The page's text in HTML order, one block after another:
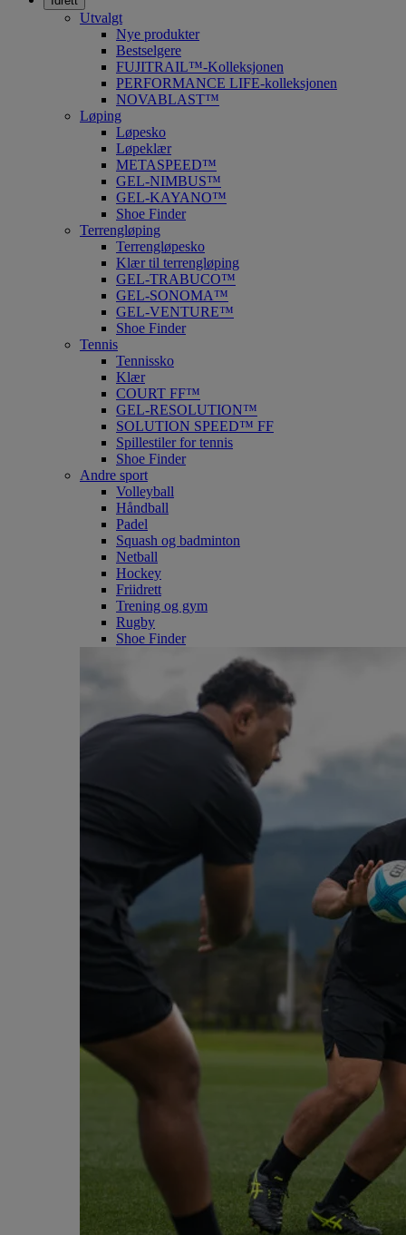
Utvalgt
Nye produkter
Bestselgere
FUJITRAIL™-Kolleksjonen
PERFORMANCE LIFE-kolleksjonen
NOVABLAST™
Løping
Løpesko
Løpeklær
METASPEED™
GEL-NIMBUS™
GEL-KAYANO™
Shoe Finder
Terrengløping
Terrengløpesko
Klær til terrengløping
GEL-TRABUCO™
GEL-SONOMA™
GEL-VENTURE™
Shoe Finder
Tennis
Tennissko
Klær
COURT FF™
GEL-RESOLUTION™
SOLUTION SPEED™ FF
Spillestiler for tennis
Shoe Finder
Andre sport
Volleyball
Håndball
Padel
Squash og badminton
Netball
Hockey
Friidrett
Trening og gym
Rugby
Shoe Finder